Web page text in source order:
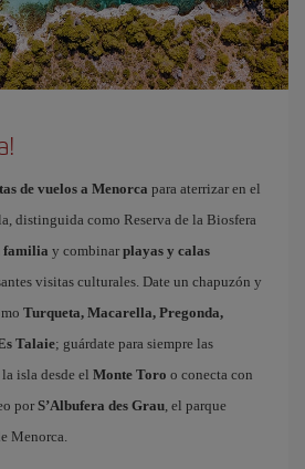
de vuelos a Menorca para aterrizar en el
distinguida como Reserva de la Biosfera
familia y combinar playas y calas
visitas culturales. Date un chapuzón y
Turqueta, Macarella, Pregonda,
Talaie; guárdate para siempre las
isla desde el Monte Toro o conecta con
por S’Albufera des Grau, el parque
Menorca.